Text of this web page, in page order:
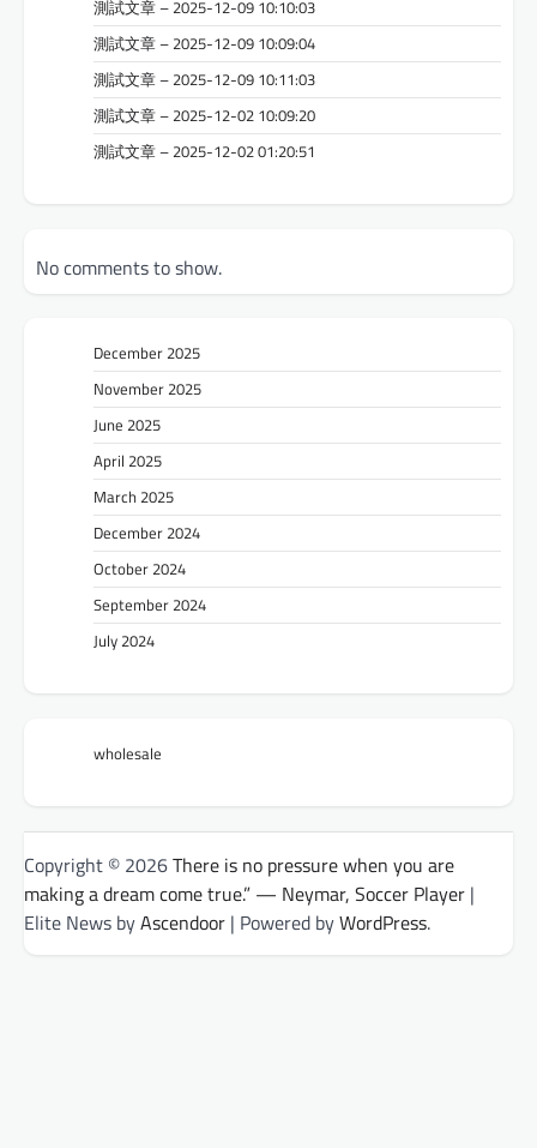
測試文章 – 2025-12-09 10:10:03
測試文章 – 2025-12-09 10:09:04
測試文章 – 2025-12-09 10:11:03
測試文章 – 2025-12-02 10:09:20
測試文章 – 2025-12-02 01:20:51
No comments to show.
December 2025
November 2025
June 2025
April 2025
March 2025
December 2024
October 2024
September 2024
July 2024
wholesale
Copyright © 2026There is no pressure when you are
making a dream come true.” — Neymar, Soccer Player |
Elite News byAscendoor | Powered byWordPress.